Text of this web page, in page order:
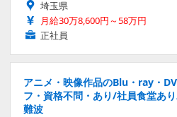
埼玉県
月給30万8,600円～58万円
正社員
アニメ・映像作品のBlu・ray・
フ・資格不問・あり/社員食堂あ
難波